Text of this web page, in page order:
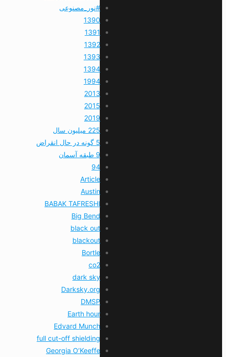
#نور_مصنوعی
1390
1391
1392
1393
1394
1994
2013
2015
2019
225 میلیون سال
5 گونه در حال انقراض
9 طبقه آسمان
94
Article
Austin
BABAK TAFRESHI
Big Bend
black out
blackout
Bortle
co2
dark sky
Darksky.org
DMSP
Earth hour
Edvard Munch
full cut-off shielding
Georgia O’Keeffe